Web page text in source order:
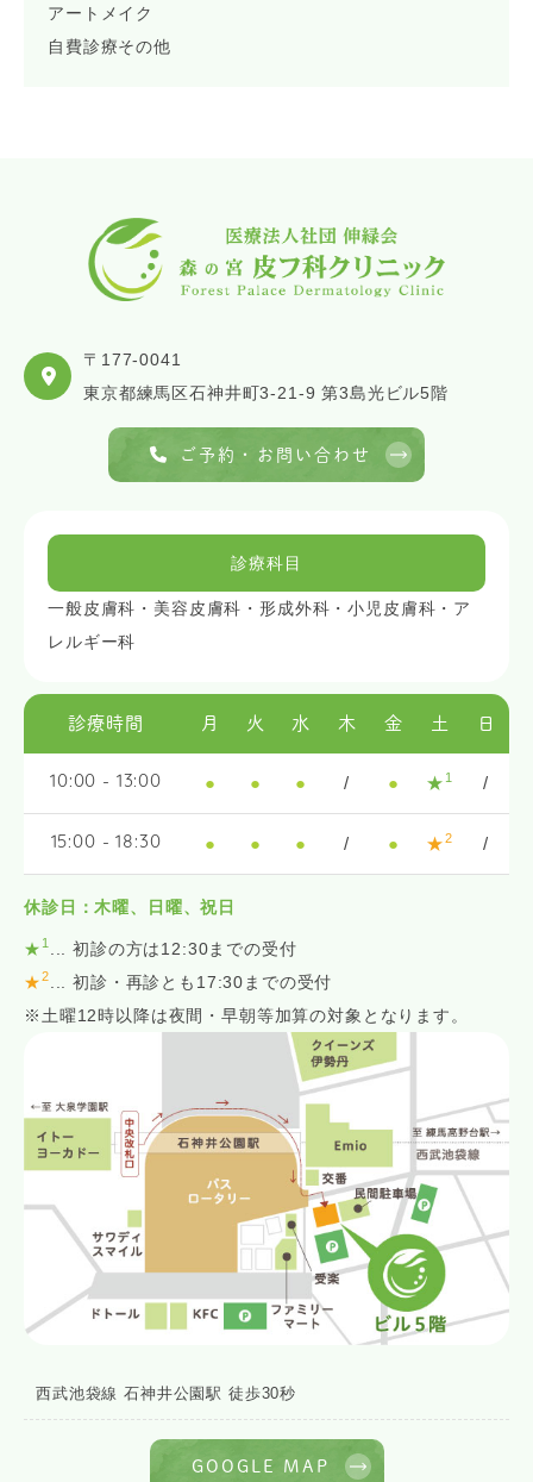
アートメイク
自費診療その他
〒177-0041
東京都練馬区石神井町3-21-9 第3島光ビル5階
ご予約・お問い合わせ
診療科目
一般皮膚科・美容皮膚科・形成外科・小児皮膚科・ア
レルギー科
診療時間 月 火 水 木 金 土 日
10:00 - 13:00 ● ● ● / ● ★ 1 /
15:00 - 18:30 ● ● ● / ● ★2 /
休診日：木曜、日曜、祝日
★ 1
... 初診の方は12:30までの受付
★2
... 初診・再診とも17:30までの受付
※土曜12時以降は夜間・早朝等加算の対象となります。
西武池袋線 石神井公園駅 徒歩30秒
GOOGLE MAP